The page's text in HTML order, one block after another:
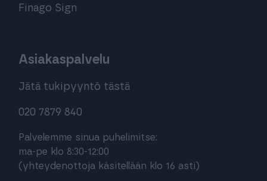
Finago Sign
Asiakaspalvelu
Jätä tukipyyntö tästä
020 7879 840
Palvelemme sinua puhelimitse:
ma-pe klo 8:30-12:00
(yhteydenottoja käsitellään klo 16 asti)